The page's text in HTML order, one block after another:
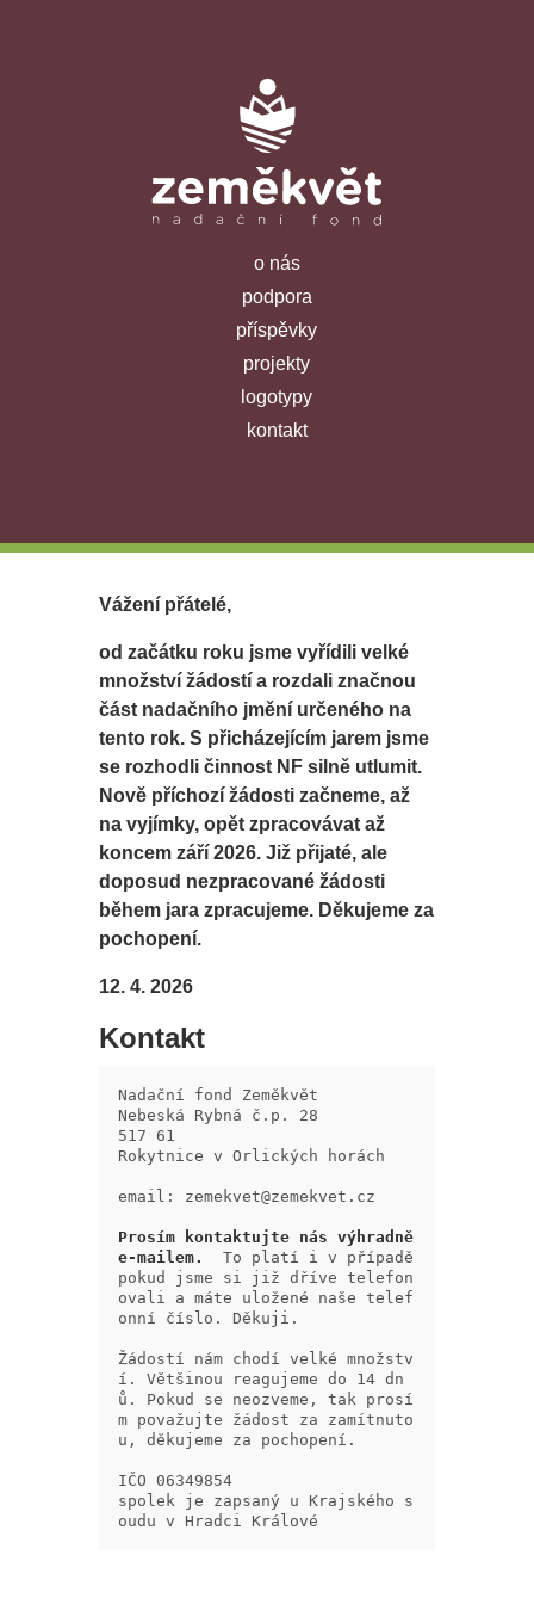
o nás
podpora
příspěvky
projekty
logotypy
kontakt
Vážení přátelé,
od začátku roku jsme vyřídili velké
množství žádostí a rozdali značnou
část nadačního jmění určeného na
tento rok. S přicházejícím jarem jsme
se rozhodli činnost NF silně utlumit.
Nově příchozí žádosti začneme, až
na vyjímky, opět zpracovávat až
koncem září 2026. Již přijaté, ale
doposud nezpracované žádosti
během jara zpracujeme. Děkujeme za
pochopení.
12. 4. 2026
Kontakt
Nadační fond Zeměkvět
Nebeská Rybná č.p. 28
517 61
Rokytnice v Orlických horách
email: zemekvet@zemekvet.cz
Prosím kontaktujte nás výhradně
e-mailem.
To platí i v případě
pokud jsme si již dříve telefon
ovali a máte uložené naše telef
onní číslo. Děkuji.
Žádostí nám chodí velké množstv
í. Většinou reagujeme do 14 dn
ů. Pokud se neozveme, tak prosí
m považujte žádost za zamítnuto
u, děkujeme za pochopení.
IČO 06349854
spolek je zapsaný u Krajského s